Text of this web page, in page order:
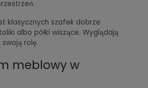
klasycznych szafek dobrze
albo półki wiszące. Wyglądają
swoją rolę.
meblowy w